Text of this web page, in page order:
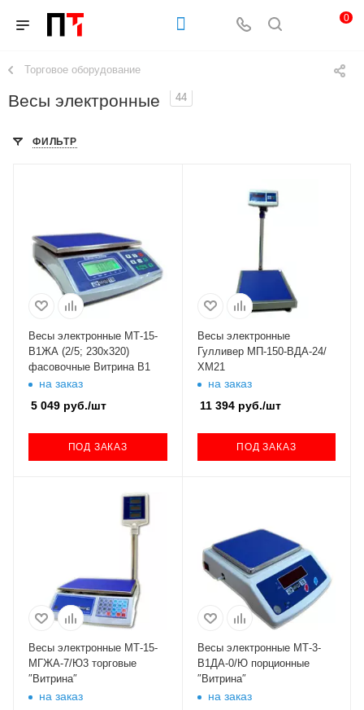
0
Торговое оборудование
Весы электронные 44
ФИЛЬТР
Весы электронные МТ-15-
В1ЖА (2/5; 230х320)
фасовочные Витрина В1
на заказ
5 049 руб./шт
ПОД ЗАКАЗ
Весы электронные
Гулливер МП-150-ВДА-24/
ХМ21
на заказ
11 394руб./шт
ПОД ЗАКАЗ
Весы электронные МТ-15-
МГЖА-7/Ю3 торговые
″Витрина″
на заказ
Весы электронные МТ-3-
В1ДА-0/Ю порционные
″Витрина″
на заказ